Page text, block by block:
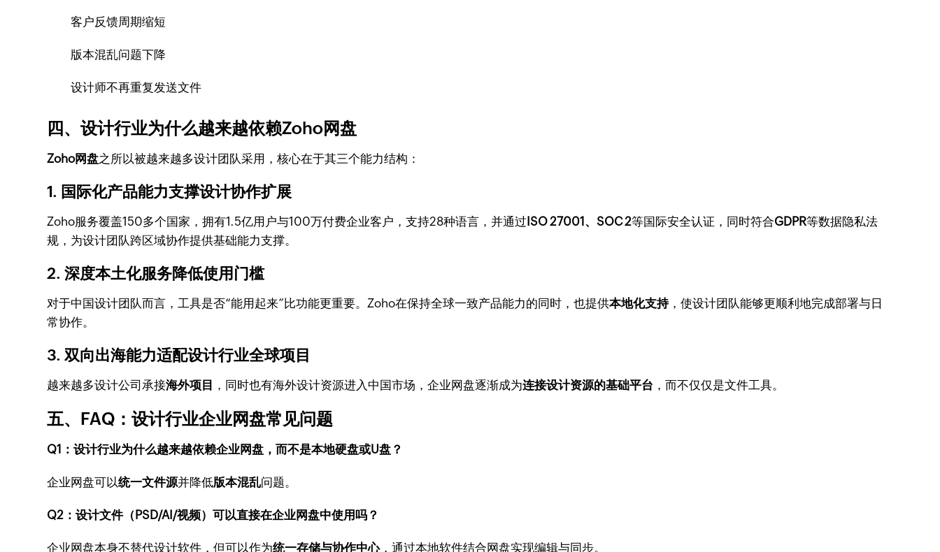
客户反馈周期缩短
版本混乱问题下降
设计师不再重复发送文件
四、设计行业为什么越来越依赖Zoho网盘
Zoho网盘之所以被越来越多设计团队采用，核心在于其三个能力结构：
1. 国际化产品能力支撑设计协作扩展
Zoho服务覆盖150多个国家，拥有1.5亿用户与100万付费企业客户，支持28种语言，并通过 ISO 27001、SOC 2等国际安全认证，同时符合GDPR等数据隐私法
规，为设计团队跨区域协作提供基础能力支撑。
2. 深度本土化服务降低使用门槛
对于中国设计团队而言，工具是否“能用起来”比功能更重要。Zoho在保持全球一致产品能力的同时，也提供本地化支持，使设计团队能够更顺利地完成部署与日
常协作。
3. 双向出海能力适配设计行业全球项目
越来越多设计公司承接海外项目 ，同时也有海外设计资源进入中国市场，企业网盘逐渐成为连接设计资源的基础平台 ，而不仅仅是文件工具。
五、FAQ：设计行业企业网盘常见问题
Q1：设计行业为什么越来越依赖企业网盘，而不是本地硬盘或U盘？
企业网盘可以统一文件源并降低版本混乱问题。
Q2：设计文件（PSD/AI/视频）可以直接在企业网盘中使用吗？
企业网盘本身不替代设计软件，但可以作为统一存储与协作中心，通过本地软件结合网盘实现编辑与同步。